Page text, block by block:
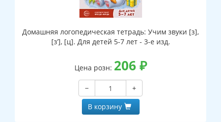
Домашняя логопедическая тетрадь: Учим звуки [з],
[з’], [ц]. Для детей 5-7 лет - 3-е изд.
Цена розн: 206 ₽
−
+
В корзину